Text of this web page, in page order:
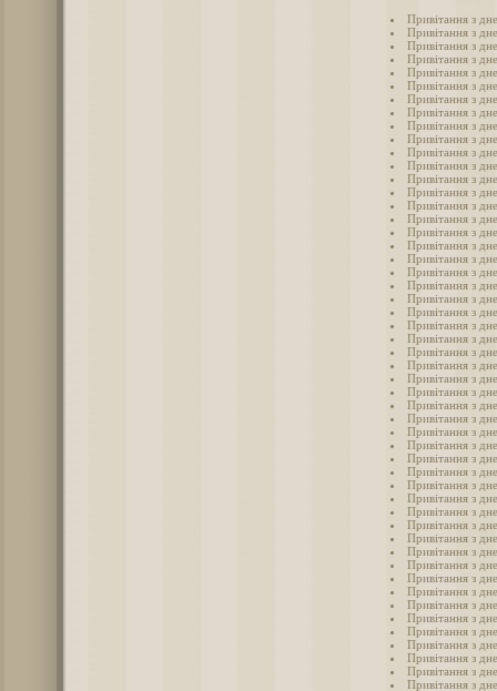
Привітання з
Привітання з
Привітання з
Привітання з
Привітання з
Привітання з
Привітання з
Привітання з
Привітання з
Привітання з
Привітання з
Привітання з
Привітання з
Привітання з
Привітання з
Привітання з
Привітання з
Привітання з
Привітання з
Привітання з
Привітання з
Привітання з
Привітання з
Привітання з
Привітання з
Привітання з
Привітання з
Привітання з
Привітання з
Привітання з
Привітання з
Привітання з
Привітання з
Привітання з
Привітання з
Привітання з
Привітання з
Привітання з
Привітання з
Привітання з
Привітання з
Привітання з
Привітання з
Привітання з
Привітання з
Привітання з
Привітання з
Привітання з
Привітання з
Привітання з
Привітання з